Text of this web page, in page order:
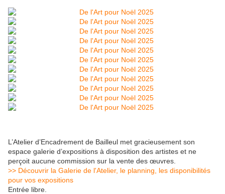
L’Atelier d’Encadrement de Bailleul met gracieusement son
espace galerie d’expositions à disposition des artistes et ne
perçoit aucune commission sur la vente des œuvres.
>> Découvrir la Galerie de l'Atelier, le planning, les disponibilités
pour vos expositions
Entrée libre.